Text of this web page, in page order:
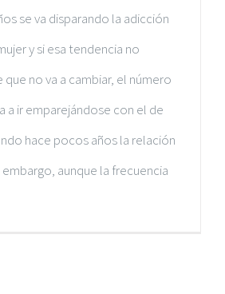
se va disparando la adicción
y si esa tendencia no
que no va a cambiar, el número
a ir emparejándose con el de
hace pocos años la relación
embargo, aunque la frecuencia